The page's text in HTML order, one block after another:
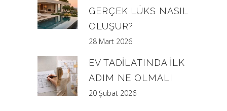
GERÇEK LÜKS NASIL
OLUŞUR?
28 Mart 2026
EV TADILATINDA İLK
ADIM NE OLMALI
20 Şubat 2026